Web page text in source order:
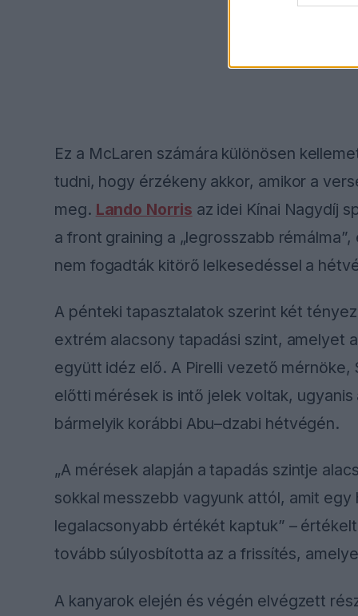
Ez a McLaren számára különösen
tudni, hogy érzékeny akkor, amikor a
meg. Lando Norris az idei Kínai Nagydíj
a front graining a „legrosszabb
nem fogadták kitörő lelkesedéssel a
A pénteki tapasztalatok szerint két
extrém alacsony tapadási szint, amelyet
együtt idéz elő. A Pirelli vezető
előtti mérések is intő jelek voltak,
bármelyik korábbi Abu–dzabi hétvégén.
„A mérések alapján a tapadás szintje
sokkal messzebb vagyunk attól, amit
legalacsonyabb értékét kaptuk” –
tovább súlyosbította az a frissítés,
A kanyarok elején és végén elvégzett